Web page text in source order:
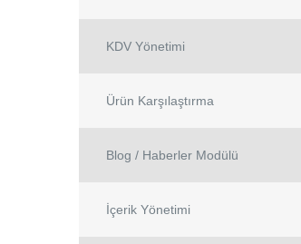
KDV Yönetimi
Ürün Karşılaştırma
Blog / Haberler Modülü
İçerik Yönetimi